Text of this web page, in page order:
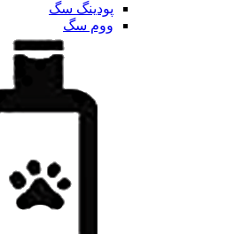
پودینگ سگ
ووم سگ